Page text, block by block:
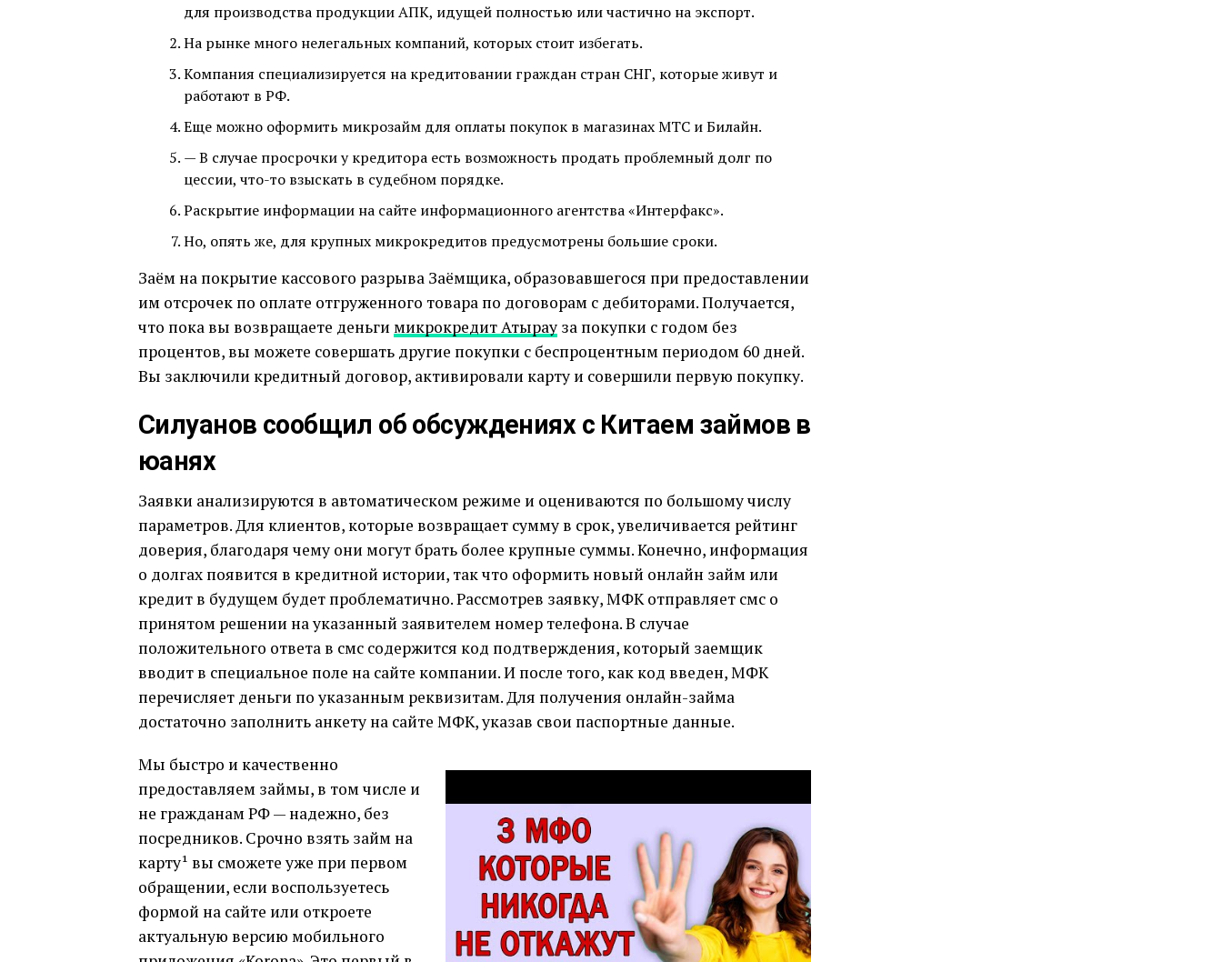
для производства продукции АПК, идущей полностью или частично на экспорт.
На рынке много нелегальных компаний, которых стоит избегать.
Компания специализируется на кредитовании граждан стран СНГ, которые живут и
работают в РФ.
Еще можно оформить микрозайм для оплаты покупок в магазинах МТС и Билайн.
— В случае просрочки у кредитора есть возможность продать проблемный долг по
цессии, что-то взыскать в судебном порядке.
Раскрытие информации на сайте информационного агентства «Интерфакс».
Но, опять же, для крупных микрокредитов предусмотрены большие сроки.
Заём на покрытие кассового разрыва Заёмщика, образовавшегося при предоставлении
им отсрочек по оплате отгруженного товара по договорам с дебиторами. Получается,
что пока вы возвращаете деньги микрокредит Атырау за покупки с годом без
процентов, вы можете совершать другие покупки с беспроцентным периодом 60 дней.
Вы заключили кредитный договор, активировали карту и совершили первую покупку.
Силуанов сообщил об обсуждениях с Китаем займов в
юанях
Заявки анализируются в автоматическом режиме и оцениваются по большому числу
параметров. Для клиентов, которые возвращает сумму в срок, увеличивается рейтинг
доверия, благодаря чему они могут брать более крупные суммы. Конечно, информация
о долгах появится в кредитной истории, так что оформить новый онлайн займ или
кредит в будущем будет проблематично. Рассмотрев заявку, МФК отправляет смс о
принятом решении на указанный заявителем номер телефона. В случае
положительного ответа в смс содержится код подтверждения, который заемщик
вводит в специальное поле на сайте компании. И после того, как код введен, МФК
перечисляет деньги по указанным реквизитам. Для получения онлайн-займа
достаточно заполнить анкету на сайте МФК, указав свои паспортные данные.
Мы быстро и качественно
предоставляем займы, в том числе и
не гражданам РФ — надежно, без
посредников. Срочно взять займ на
карту¹ вы сможете уже при первом
обращении, если воспользуетесь
формой на сайте или откроете
актуальную версию мобильного